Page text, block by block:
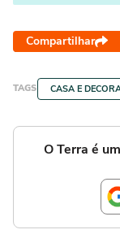
Compartilhar
TAGS CASA E
O Terra é